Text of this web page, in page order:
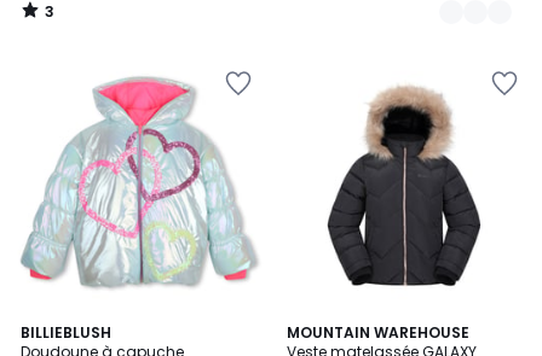
3
/
BILLIEBLUSH
Doudoune à capuche
MOUNTAIN WAREHOUSE
Veste matelassée GALAXY